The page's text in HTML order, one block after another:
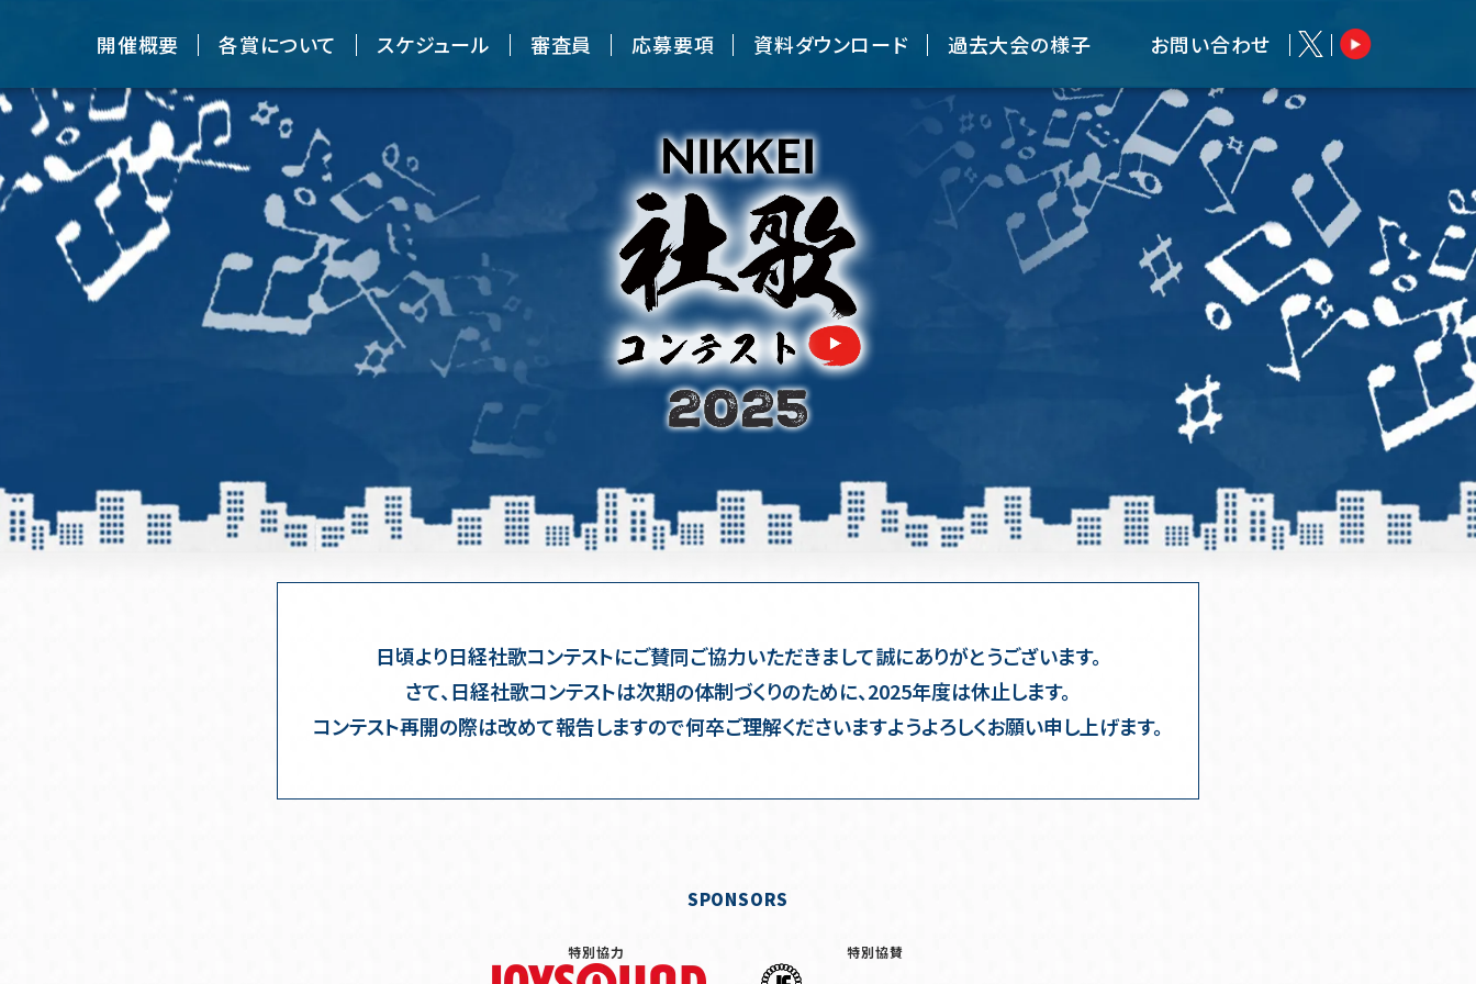
開催概要 各賞について スケジュール 審査員 応募要項 資料ダウンロード 過去大会の様子 お問い合わせ
日頃より日経社歌コンテストにご賛同ご協力いただきまして誠にありがとうございます。
さて、日経社歌コンテストは次期の体制づくりのために、2025年度は休止します。
コンテスト再開の際は改めて報告しますので何卒ご理解くださいますようよろしくお願い申し上げます。
SPONSORS
特別協力 特別協賛